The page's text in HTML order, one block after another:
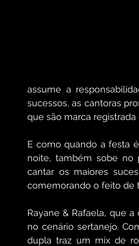
assume a
sucessos, as cantoras
que são marca registrada
E como quando a festa
noite, também sobe no
cantar os maiores
comemorando o feito de
Rayane & Rafaela, que
no cenário sertanejo.
dupla traz um mix de